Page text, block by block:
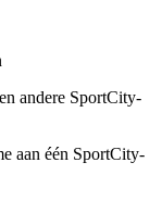
andere SportCity-
aan één SportCity-